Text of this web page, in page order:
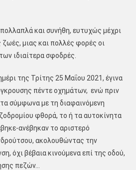
και συνήθη, ευτυχώς μέχρι
μιας και πολλές φορές οι
ιδιαίτερα σφοδρές.
της Τρίτης 25 Μαΐου 2021, έγινα
πέντε οχημάτων, ενώ πριν
σύμφωνα με τη διαφαινόμενη
φθορά, το ή τα αυτοκίνητα
ανέβηκαν το αριστερό
ακολουθώντας την
όχι βέβαια κινούμενα επί της οδού,
πεζών…